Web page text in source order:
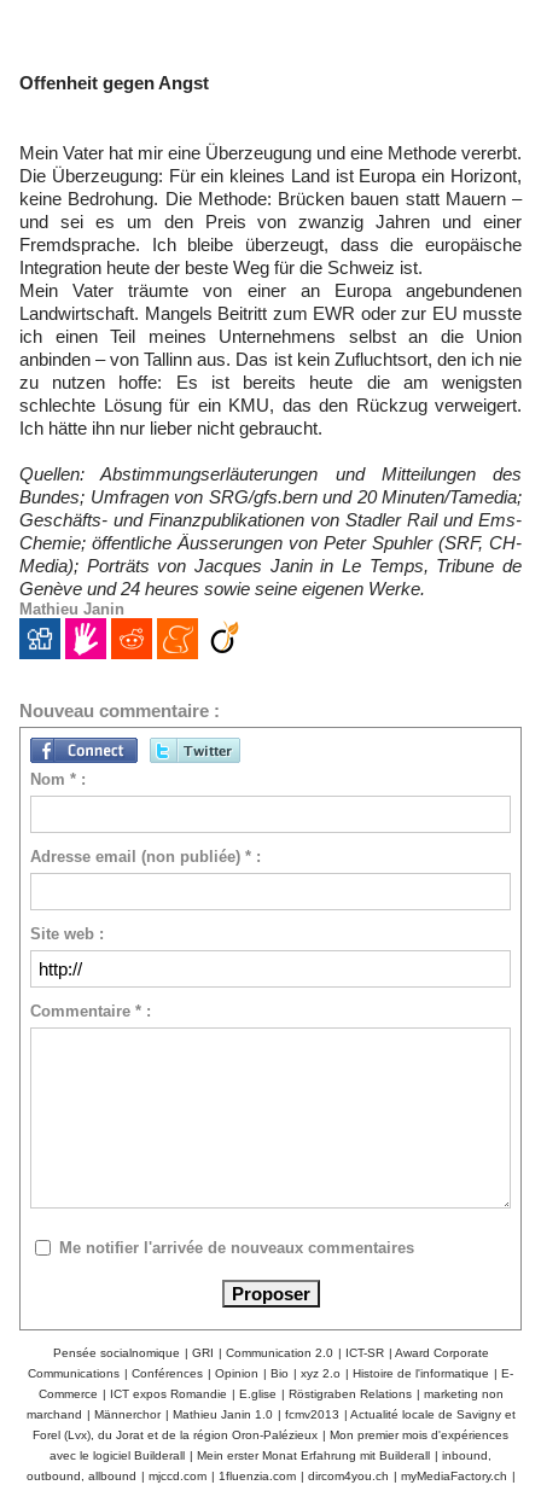
Offenheit gegen Angst
Mein Vater hat mir eine Überzeugung und eine Methode vererbt.
Die Überzeugung: Für ein kleines Land ist Europa ein Horizont,
keine Bedrohung. Die Methode: Brücken bauen statt Mauern –
und sei es um den Preis von zwanzig Jahren und einer
Fremdsprache. Ich bleibe überzeugt, dass die europäische
Integration heute der beste Weg für die Schweiz ist.
Mein Vater träumte von einer an Europa angebundenen
Landwirtschaft. Mangels Beitritt zum EWR oder zur EU musste
ich einen Teil meines Unternehmens selbst an die Union
anbinden – von Tallinn aus. Das ist kein Zufluchtsort, den ich nie
zu nutzen hoffe: Es ist bereits heute die am wenigsten
schlechte Lösung für ein KMU, das den Rückzug verweigert.
Ich hätte ihn nur lieber nicht gebraucht.
Quellen: Abstimmungserläuterungen und Mitteilungen des
Bundes; Umfragen von SRG/gfs.bern und 20 Minuten/Tamedia;
Geschäfts- und Finanzpublikationen von Stadler Rail und Ems-
Chemie; öffentliche Äusserungen von Peter Spuhler (SRF, CH-
Media); Porträts von Jacques Janin in Le Temps, Tribune de
Genève und 24 heures sowie seine eigenen Werke.
Mathieu Janin
Nouveau commentaire :
Nom * :
Adresse email (non publiée) * :
Site web :
Commentaire * :
Me notifier l'arrivée de nouveaux commentaires
Pensée socialnomique | GRI | Communication 2.0 | ICT-SR | Award Corporate
Communications | Conférences | Opinion | Bio | xyz 2.o | Histoire de l'informatique | E-
Commerce | ICT expos Romandie | E.glise | Röstigraben Relations | marketing non
marchand | Männerchor | Mathieu Janin 1.0 | fcmv2013 | Actualité locale de Savigny et
Forel (Lvx), du Jorat et de la région Oron-Palézieux | Mon premier mois d'expériences
avec le logiciel Builderall | Mein erster Monat Erfahrung mit Builderall | inbound,
outbound, allbound | mjccd.com | 1fluenzia.com | dircom4you.ch | myMediaFactory.ch |